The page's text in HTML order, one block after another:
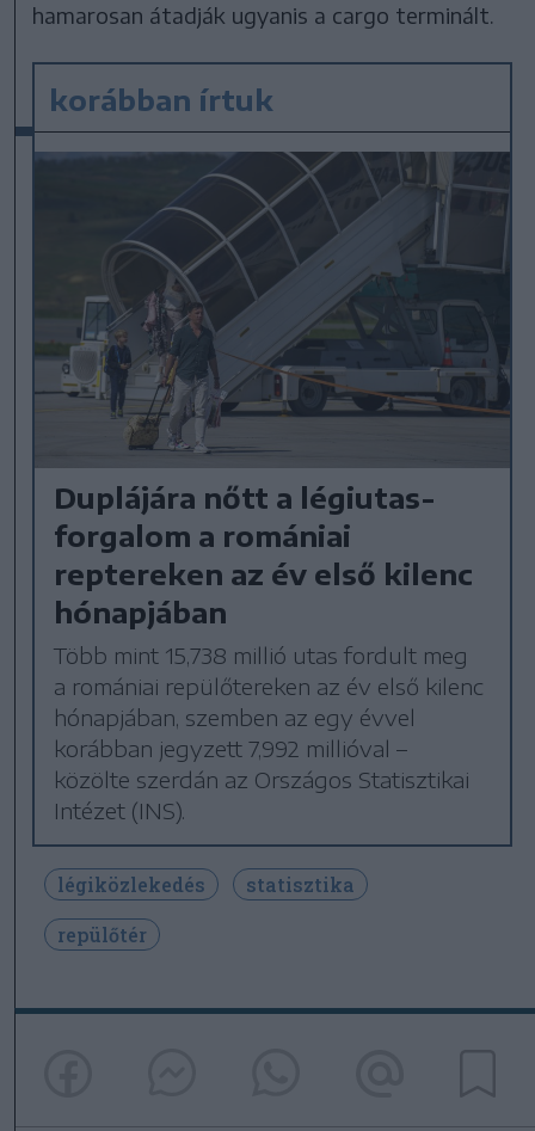
hamarosan átadják ugyanis a cargo terminált.
korábban írtuk
Duplájára nőtt a légiutas-
forgalom a romániai
reptereken az év első kilenc
hónapjában
Több mint 15,738 millió utas fordult meg
a romániai repülőtereken az év első kilenc
hónapjában, szemben az egy évvel
korábban jegyzett 7,992 millióval –
közölte szerdán az Országos Statisztikai
Intézet (INS).
légiközlekedés
statisztika
repülőtér